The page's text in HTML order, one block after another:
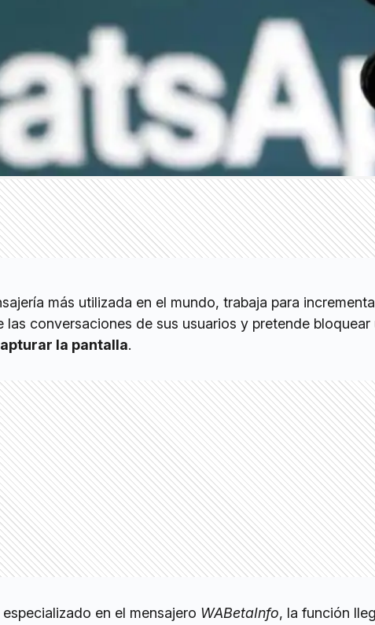
más utilizada en el mundo, trabaja para
las conversaciones de sus usuarios y pretende bloquear
la pantalla.
en el mensajero WABetaInfo, la función